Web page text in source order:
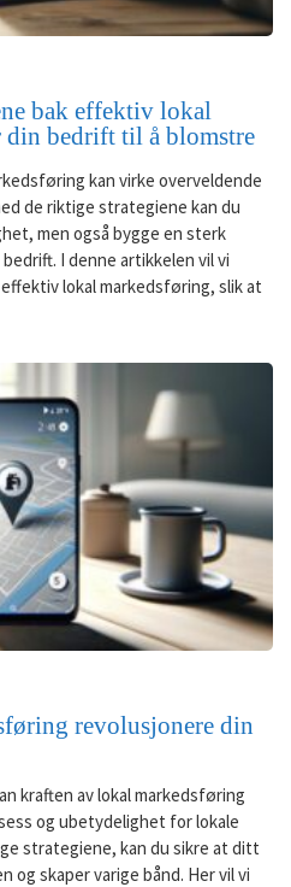
bak effektiv lokal
din bedrift til å blomstre
kan virke overveldende
de riktige strategiene kan du
men også bygge en sterk
I denne artikkelen vil vi
lokal markedsføring, slik at
revolusjonere din
kraften av lokal markedsføring
og ubetydelighet for lokale
strategiene, kan du sikre at ditt
og skaper varige bånd. Her vil vi